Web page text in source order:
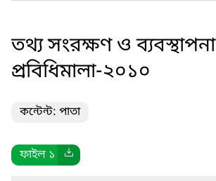
তথ্য সংরক্ষণ ও ব্যবস্থাপনা
প্রবিধিমালা-২০১০
কন্টেন্ট: পাতা
ফাইল ১